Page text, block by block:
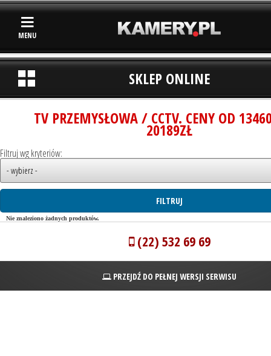
MENU
SKLEP ONLINE
TV PRZEMYSŁOWA / CCTV. CENY OD
20189ZŁ
Filtruj wg kryteriów:
Nie znaleziono żadnych produktów.
(22) 532 69 69
PRZEJDŹ DO PEŁNEJ WERSJI SERWISU